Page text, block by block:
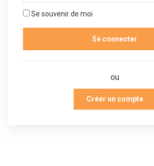
Se souvenir de moi
ou
Créer un compte